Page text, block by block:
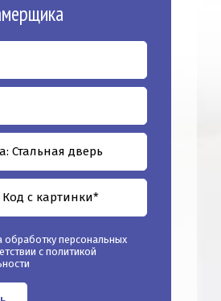
обработку персональных
с политикой